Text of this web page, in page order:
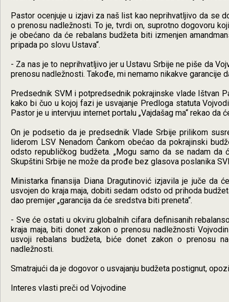
Pastor ocenjuje u izjavi za naš list kao neprihvatljivo da se
o prenosu nadležnosti. To je, tvrdi on, suprotno dogovoru
je obećano da će rebalans budžeta biti izmenjen
pripada po slovu Ustava“.
- Za nas je to neprihvatljivo jer u Ustavu Srbije ne piše da
prenosu nadležnosti. Takođe, mi nemamo nikakve garancije
Predsednik SVM i potpredsednik pokrajinske vlade Ištvan
kako bi čuo u kojoj fazi je usvajanje Predloga statuta
Pastor je u intervjuu internet portalu „Vajdašag ma“ rekao
On je podsetio da je predsednik Vlade Srbije prilikom
liderom LSV Nenadom Čankom obećao da pokrajinski
odsto republičkog budžeta. „Mogu samo da se nadam
Skupštini Srbije ne može da prođe bez glasova poslanika
Ministarka finansija Diana Dragutinović izjavila je juče da
usvojen do kraja maja, dobiti sedam odsto od prihoda
dao premijer „garancija da će sredstva biti preneta“.
- Sve će ostati u okviru globalnih cifara definisanih
kraja maja, biti donet zakon o prenosu nadležnosti
usvoji rebalans budžeta, biće donet zakon o prenosu
nadležnosti.
Smatrajući da je dogovor o usvajanju budžeta postignut,
Interes vlasti preči od Vojvodine